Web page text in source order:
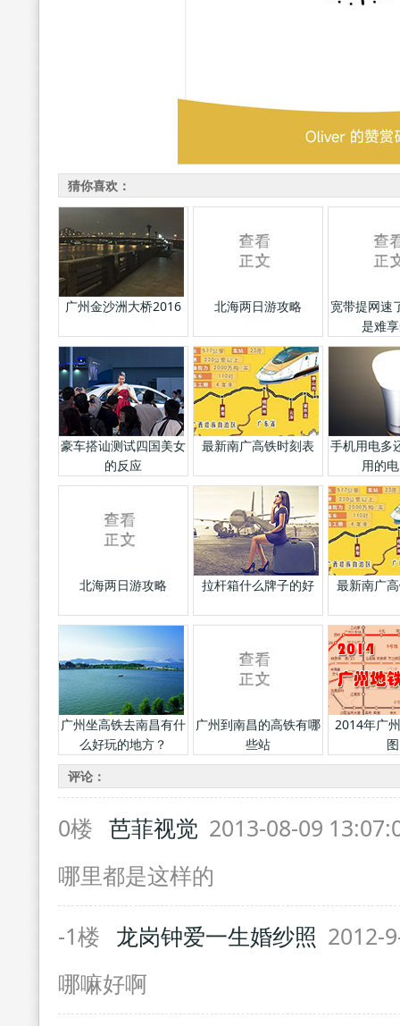
猜你喜欢：
广州金沙洲大桥2016 北海两日游攻略
宽带提网速
是难
豪车搭讪测试四国美女
的反应
最新南广高铁时刻表
手机用电多
用的
北海两日游攻略 拉杆箱什么牌子的好 最新南广
广州坐高铁去南昌有什
么好玩的地方？
广州到南昌的高铁有哪
些站
2014年广
图
评论：
0楼 芭菲视觉 2013-08-09
哪里都是这样的
-1楼 龙岗钟爱一生婚纱照 2012-
哪嘛好啊